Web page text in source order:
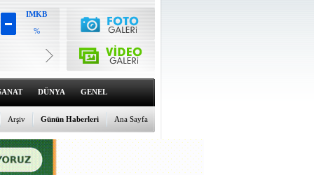
IMKB
%
6494.4
%0.22
Dolar
47.5865
%0.1
Euro
54.8304
%-0.05
DÜNYA GENEL
Ana Sayfa
Günün Haberleri
Arşiv